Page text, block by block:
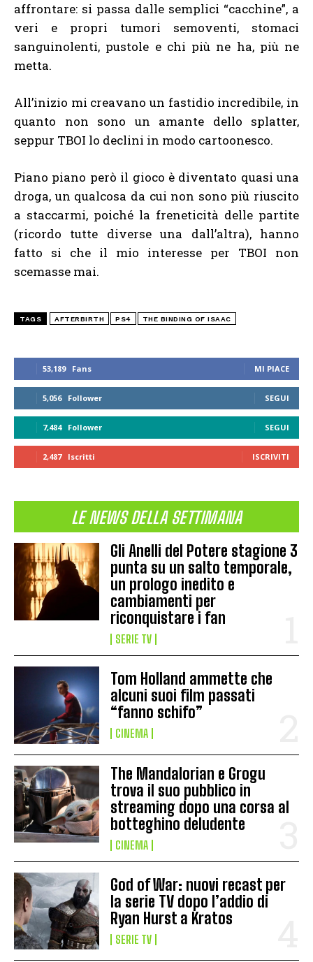
53,189 Fans MI PIACE
5,056 Follower SEGUI
7,484 Follower SEGUI
2,487 Iscritti ISCRIVITI
LE NEWS DELLA SETTIMANA
Gli Anelli del Potere stagione 3
punta su un salto temporale,
un prologo inedito e
cambiamenti per
riconquistare i fan
SERIE TV
Tom Holland ammette che
alcuni suoi film passati
“fanno schifo”
CINEMA
The Mandalorian e Grogu
trova il suo pubblico in
streaming dopo una corsa al
botteghino deludente
CINEMA
God of War: nuovi recast per
la serie TV dopo l’addio di
Ryan Hurst a Kratos
SERIE TV
affrontare: si passa dalle semplici “cacchine”, a
veri e propri tumori semoventi, stomaci
sanguinolenti, pustole e chi più ne ha, più ne
metta.
All’inizio mi creavano un fastidio incredibile, in
quanto non sono un amante dello splatter,
seppur TBOI lo declini in modo cartoonesco.
Piano piano però il gioco è diventato quasi una
droga, un qualcosa da cui non sono più riuscito
a staccarmi, poiché la freneticità delle partite
(ricordo tutte diverse una dall’altra), hanno
fatto si che il mio interesse per TBOI non
scemasse mai.
TAGS AFTERBIRTH PS4 THE BINDING OF ISAAC